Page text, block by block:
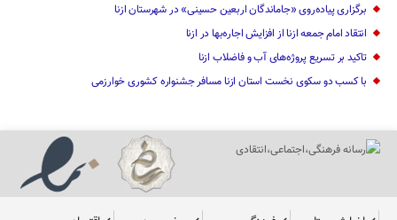
برگزاری پیاده‌روی «جاماندگان اربعین حسینی» در شهرستان ازنا
انتقاد امام جمعه ازنا از افزایش اجاره‌بها در ازنا
تاکید بر تسریع پروژه‌های آب و فاضلاب ازنا
با کسب دو سکوی نخست استان ازنا مسافر جشنواره کشوری خوارزمی